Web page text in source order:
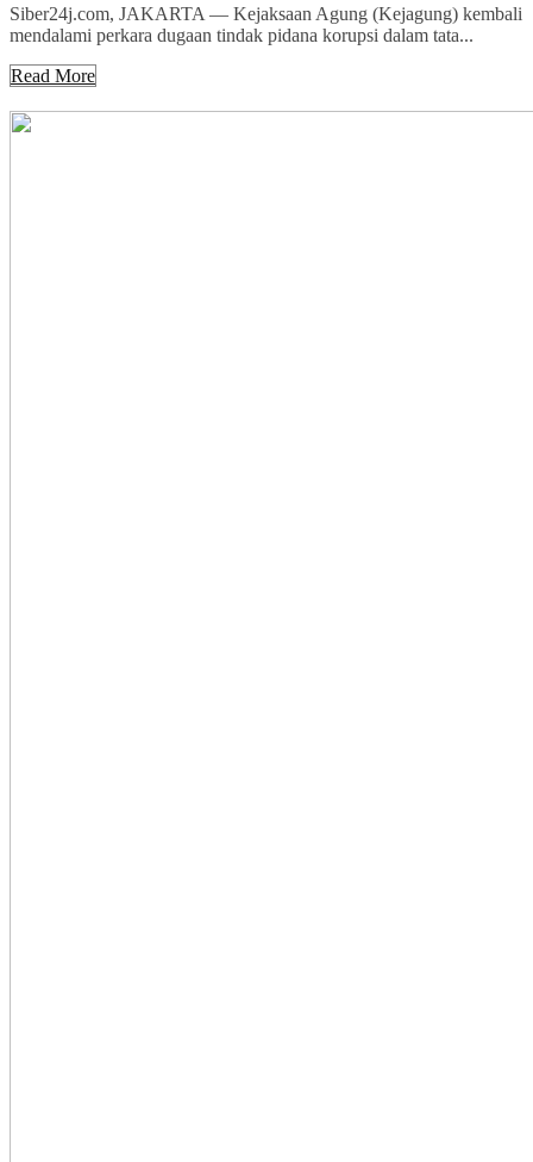
Siber24j.com, JAKARTA — Kejaksaan Agung (Kejagung) kembali
mendalami perkara dugaan tindak pidana korupsi dalam tata...
Read More